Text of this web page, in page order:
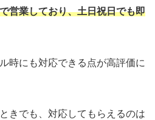
営業しており、土日祝日でも即
時にも対応できる点が高評価に
きでも、対応してもらえるのは